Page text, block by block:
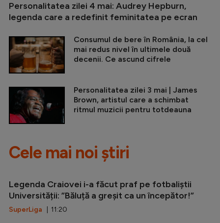
Personalitatea zilei 4 mai: Audrey Hepburn,
legenda care a redefinit feminitatea pe ecran
Consumul de bere în România, la cel
mai redus nivel în ultimele două
decenii. Ce ascund cifrele
Personalitatea zilei 3 mai | James
Brown, artistul care a schimbat
ritmul muzicii pentru totdeauna
Cele mai noi știri
Legenda Craiovei i-a făcut praf pe fotbaliștii
Universității: ”Băluță a greșit ca un începător!”
SuperLiga | 11:20